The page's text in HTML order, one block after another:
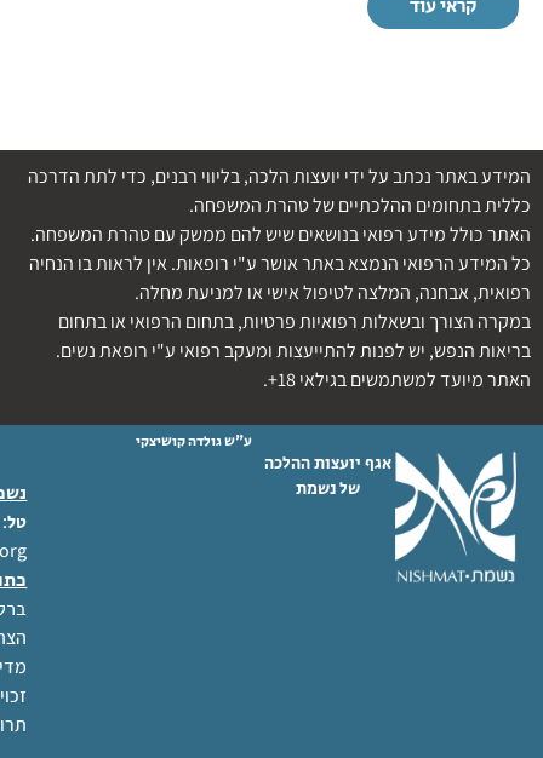
קראי עוד
המידע באתר נכתב על ידי יועצות הלכה, בליווי רבנים, כדי לתת הדרכה
כללית בתחומים ההלכתיים של טהרת המשפחה.
האתר כולל מידע רפואי בנושאים שיש להם ממשק עם טהרת המשפחה.
כל המידע הרפואי הנמצא באתר אושר ע"י רופאות. אין לראות בו הנחיה
רפואית, אבחנה, המלצה לטיפול אישי או למניעת מחלה.
במקרה הצורך ובשאלות רפואיות פרטיות, בתחום הרפואי או בתחום
בריאות הנפש, יש לפנות להתייעצות ומעקב רפואי ע"י רופאת נשים.
האתר מיועד למשתמשים בגילאי 18+.
אגף יועצות ההלכה
של נשמת
ע"ש גולדה קושיצקי
טל: 02-6404333
ברל